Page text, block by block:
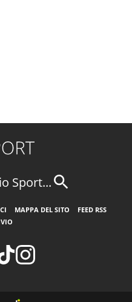
Sport...
MAPPA DEL SITO
FEED RSS